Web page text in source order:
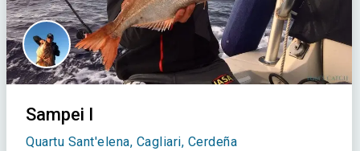
Sampei I
Quartu Sant'elena, Cagliari, Cerdeña